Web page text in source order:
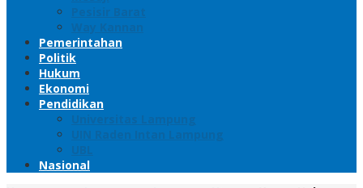
Pesisir Barat
Way Kannan
Pemerintahan
Politik
Hukum
Ekonomi
Pendidikan
Universitas Lampung
UIN Raden Intan Lampung
UBL
Nasional